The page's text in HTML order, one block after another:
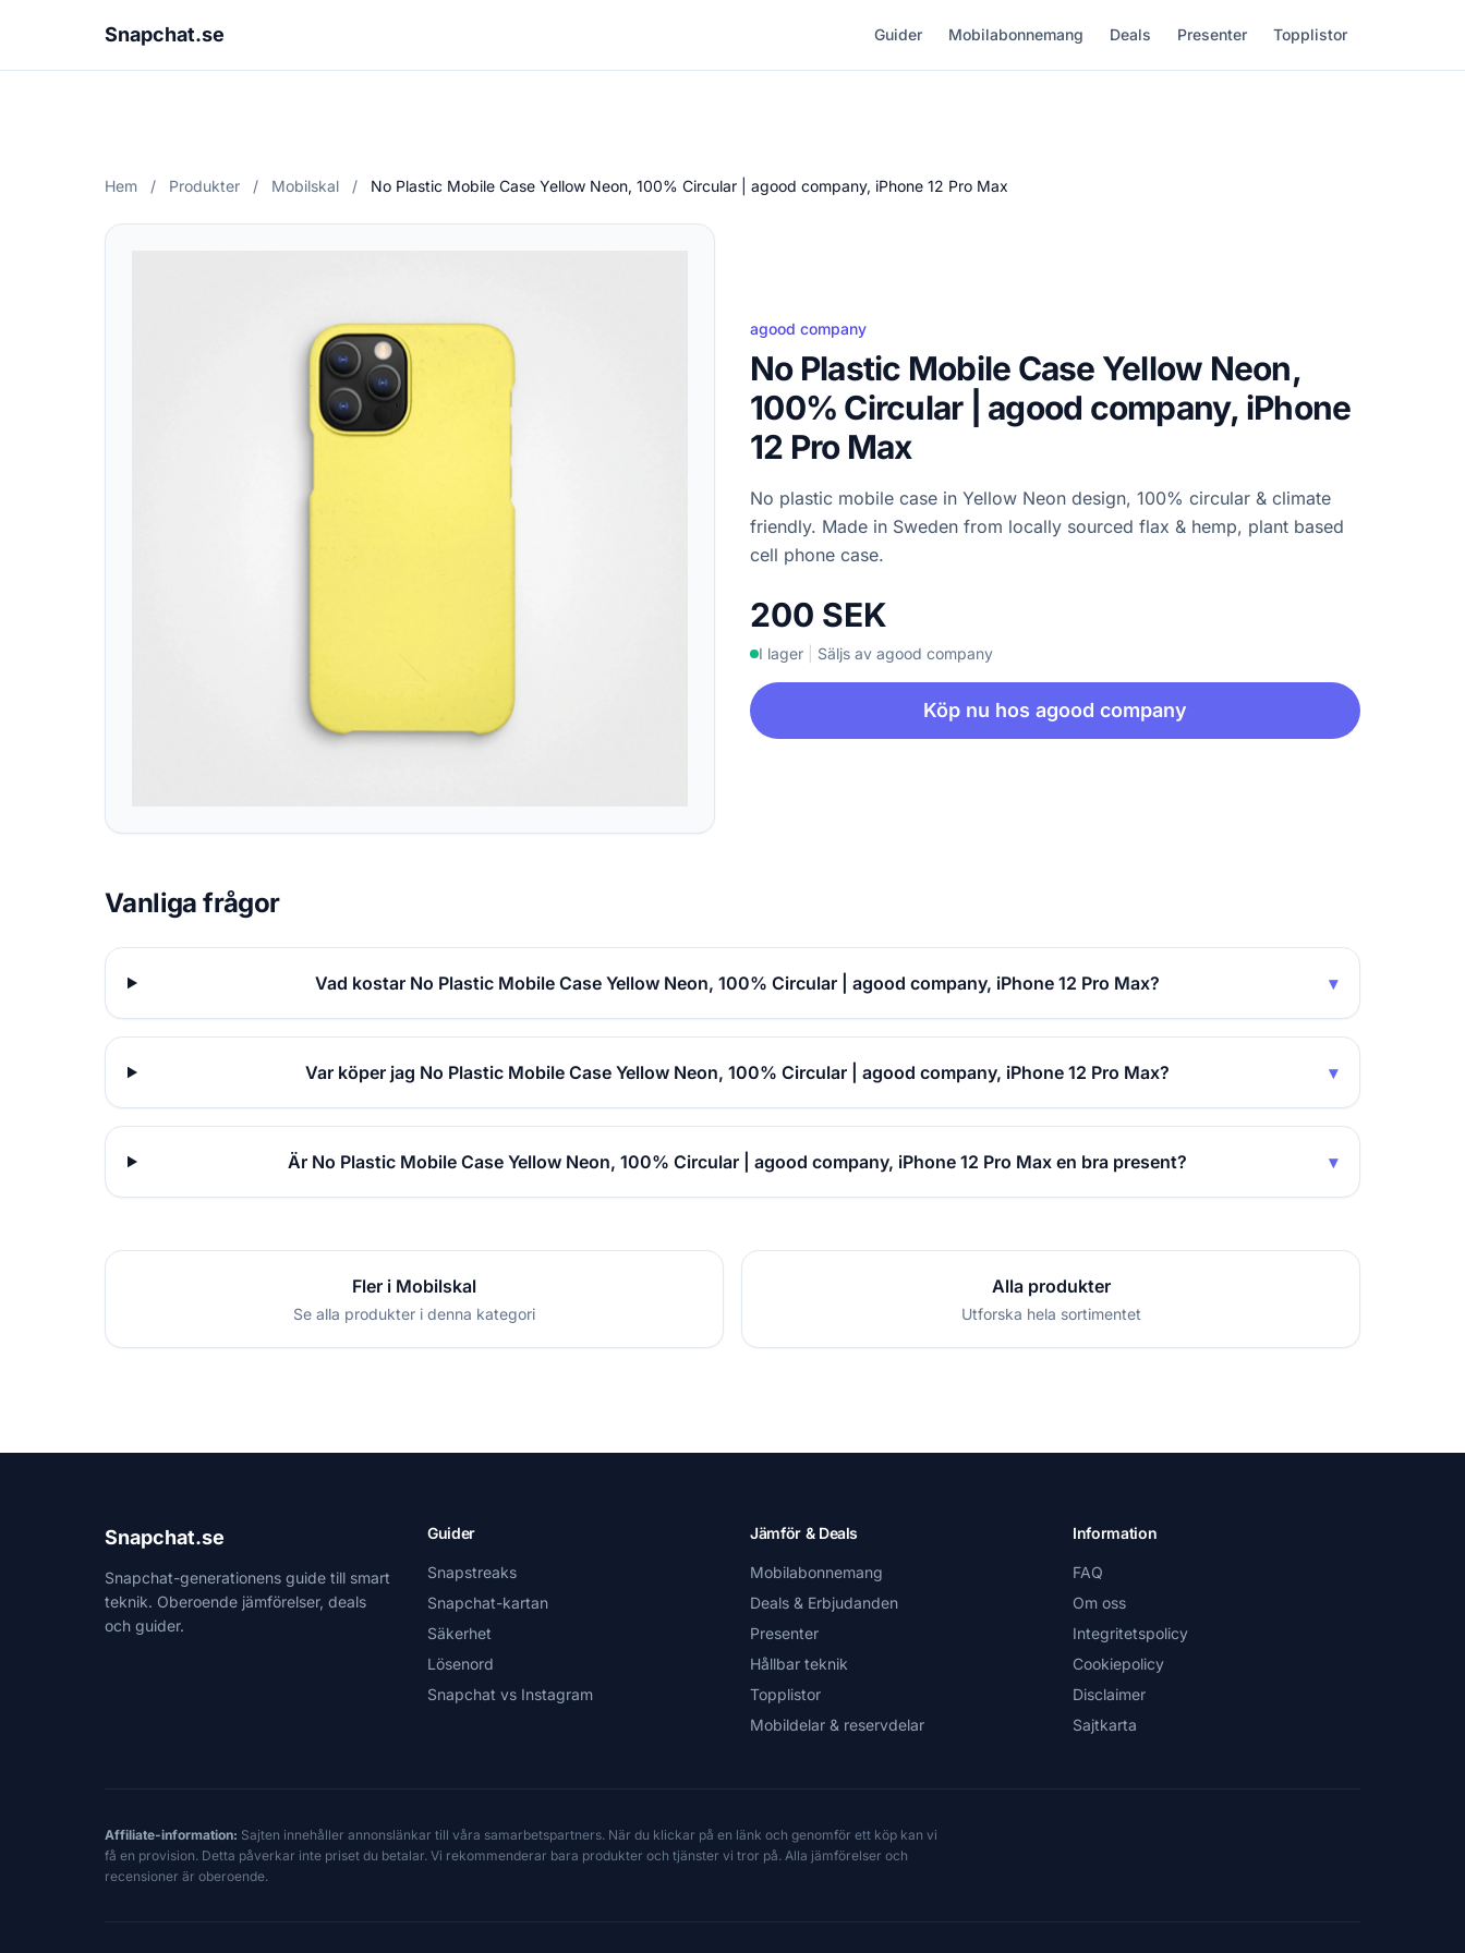
Snapchat.se Guider Mobilabonnemang Deals Presenter Topplistor
Hem / Produkter / Mobilskal / No Plastic Mobile Case Yellow Neon, 100% Circular | agood company, iPhone 12 Pro Max
agood company
No Plastic Mobile Case Yellow Neon,
100% Circular | agood company, iPhone
12 Pro Max
No plastic mobile case in Yellow Neon design, 100% circular & climate
friendly. Made in Sweden from locally sourced flax & hemp, plant based
cell phone case.
200 SEK
I lager Säljs av agood company
Köp nu hos agood company
Vanliga frågor
Vad kostar No Plastic Mobile Case Yellow Neon, 100% Circular | agood company, iPhone 12 Pro Max? ▾
Var köper jag No Plastic Mobile Case Yellow Neon, 100% Circular | agood company, iPhone 12 Pro Max? ▾
Är No Plastic Mobile Case Yellow Neon, 100% Circular | agood company, iPhone 12 Pro Max en bra present? ▾
Fler i Mobilskal
Se alla produkter i denna kategori
Alla produkter
Utforska hela sortimentet
Snapchat.se
Snapchat-generationens guide till smart
teknik. Oberoende jämförelser, deals
och guider.
Guider
Snapstreaks
Snapchat-kartan
Säkerhet
Lösenord
Snapchat vs Instagram
Jämför & Deals
Mobilabonnemang
Deals & Erbjudanden
Presenter
Hållbar teknik
Topplistor
Mobildelar & reservdelar
Information
FAQ
Om oss
Integritetspolicy
Cookiepolicy
Disclaimer
Sajtkarta
Affiliate-information: Sajten innehåller annonslänkar till våra samarbetspartners. När du klickar på en länk och genomför ett köp kan vi
få en provision. Detta påverkar inte priset du betalar. Vi rekommenderar bara produkter och tjänster vi tror på. Alla jämförelser och
recensioner är oberoende.